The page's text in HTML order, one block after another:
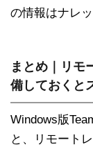
の情報はナレ
まとめ｜リモ
備しておくと
Windows版
と、リモート